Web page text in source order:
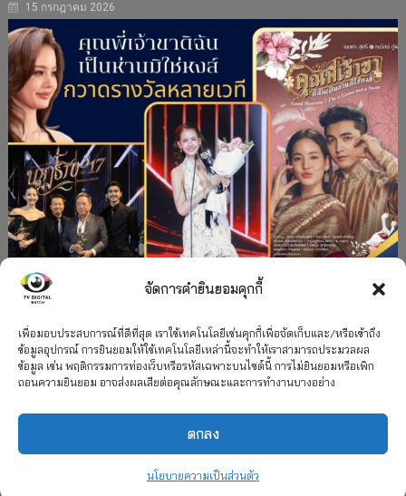
จัดการคำยินยอมคุกกี้
เพื่อมอบประสบการณ์ที่ดีที่สุด เราใช้เทคโนโลยีเช่นคุกกี้เพื่อจัดเก็บและ/หรือเข้าถึง
ข้อมูลอุปกรณ์ การยินยอมให้ใช้เทคโนโลยีเหล่านี้จะทำให้เราสามารถประมวลผล
ข้อมูล เช่น พฤติกรรมการท่องเว็บหรือรหัสเฉพาะบนไซต์นี้ การไม่ยินยอมหรือเพิก
ถอนความยินยอม อาจส่งผลเสียต่อคุณลักษณะและการทำงานบางอย่าง
ตกลง
นโยบายความเป็นส่วนตัว
15 กรกฎาคม 2026
”คุณพี่เจ้าขาดิฉันเป็นห่านมิใช่หงส์” กวาดรางวัล
เพียบ จาก 8 เวที
2026 TV Digital Watch All Rights Reserved.
รวมเรตติ้ง 2018-2022
สื่อวีดิทัศน์